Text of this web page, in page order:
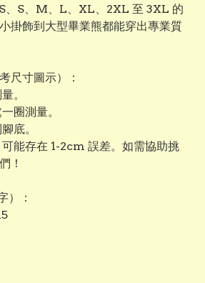
、S、M、L、XL、2XL 至 3XL 的
掛飾到大型畢業熊都能穿出專業質
尺寸圖示）：
。
圈測量。
底。
能存在 1-2cm 誤差。如需協助挑
！
）：